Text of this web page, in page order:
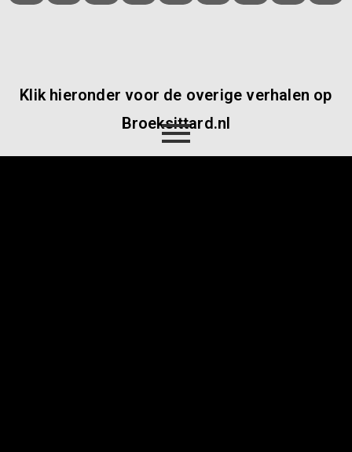
Klik hieronder voor de overige verhalen op
Broeksittard.nl